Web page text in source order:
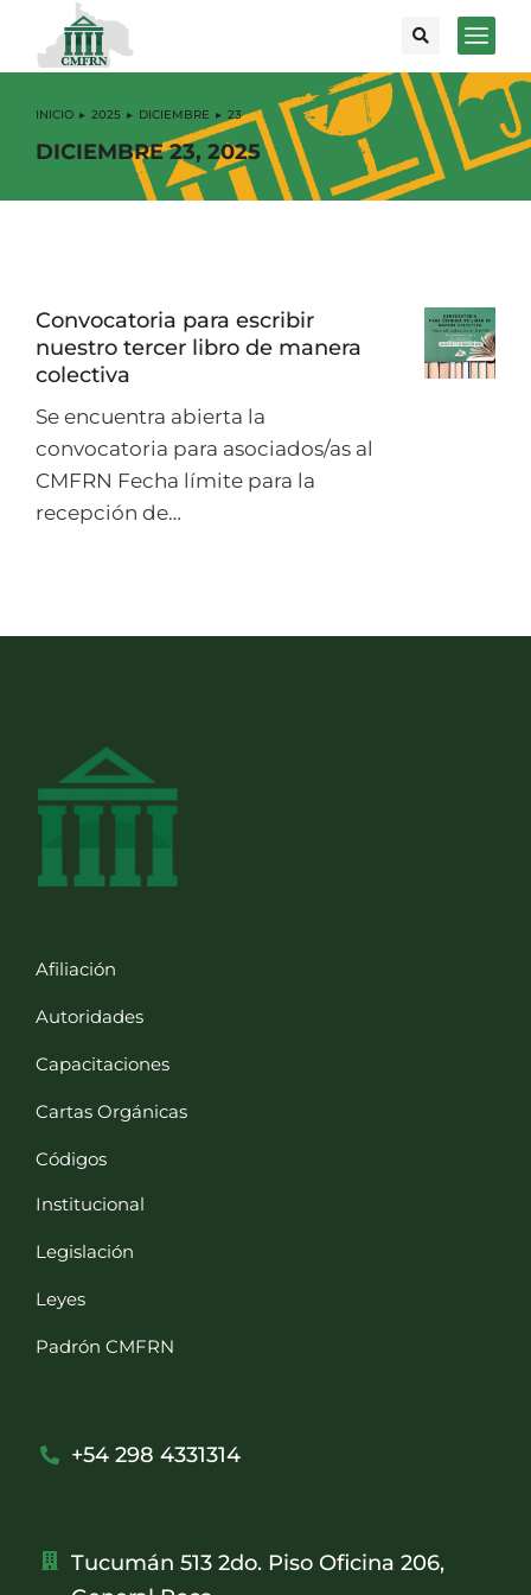
Estás aquí:
INICIO 2025 DICIEMBRE 23
DICIEMBRE 23, 2025
Convocatoria para escribir
nuestro tercer libro de manera
colectiva
Se encuentra abierta la
convocatoria para asociados/as al
CMFRN Fecha límite para la
recepción de…
Afiliación
Autoridades
Capacitaciones
Cartas Orgánicas
Códigos
Institucional
Legislación
Leyes
Padrón CMFRN
+54 298 4331314
Tucumán 513 2do. Piso Oficina 206,